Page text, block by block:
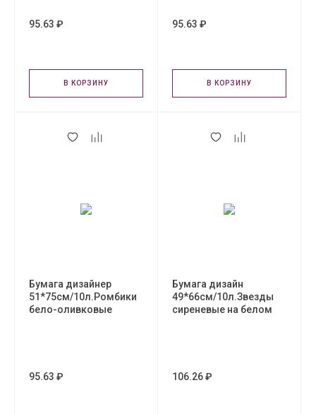
95.63 ₽
В КОРЗИНУ
95.63 ₽
В КОРЗИНУ
Бумага дизайнер
51*75см/10л.Ромбики
бело-оливковые
95.63 ₽
Бумага дизайн
49*66см/10л.Звезды
сиреневые на белом
106.26 ₽